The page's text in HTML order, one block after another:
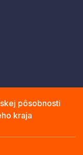
pôsobnosti
kraja